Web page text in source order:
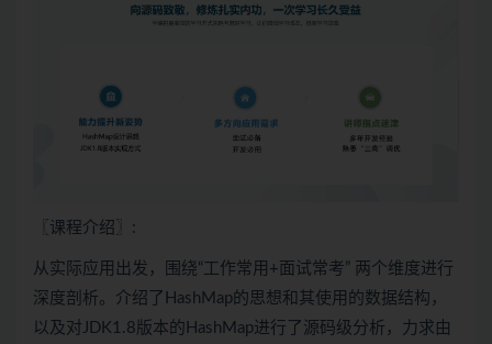
〖课程介绍〗:
从实际应用出发，围绕“工作常用+面试常考” 两个维度进行
深度剖析。介绍了HashMap的思想和其使用的数据结构，
以及对JDK1.8版本的HashMap进行了源码级分析，力求由